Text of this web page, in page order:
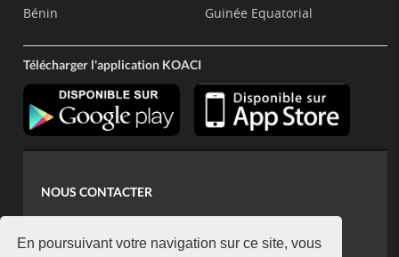
En poursuivant votre navigation sur ce site, vous
Bénin
Guinée Equatorial
Télécharger l'application KOACI
NOUS CONTACTER
koaci@yahoo.fr